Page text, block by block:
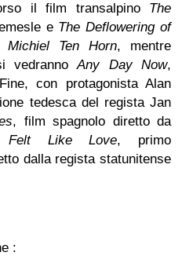
il film transalpino The
e The Deflowering of
Michiel Ten Horn, mentre
vedrannoAny Day Now,
con protagonista Alan
tedesca del regista Jan
, film spagnolo diretto da
Like Love, primo
dalla regista statunitense
: